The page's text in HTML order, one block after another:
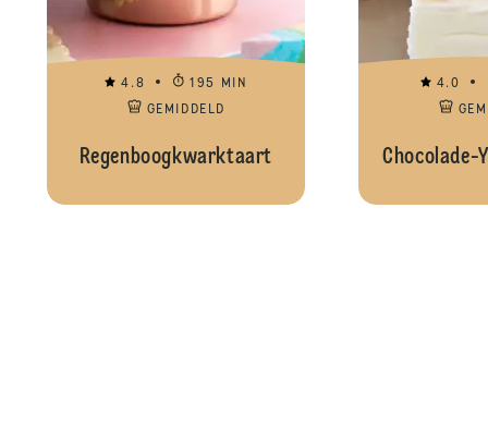
4.8
195 MIN
GEMIDDELD
Regenboogkwarktaart
4.0